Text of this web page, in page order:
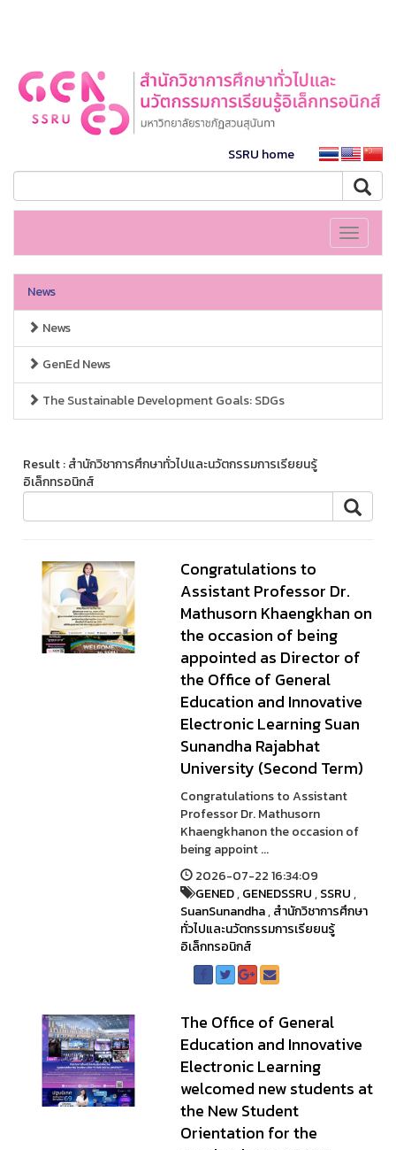
SSRU home
Toggle
News
News
GenEd News
The Sustainable Development Goals: SDGs
Result : สำนักวิชาการศึกษาทั่วไปและนวัตกรรมการเรียยนรู้
อิเล็กทรอนิกส์
Congratulations to
Assistant Professor Dr.
Mathusorn Khaengkhan on
the occasion of being
appointed as Director of
the Office of General
Education and Innovative
Electronic Learning Suan
Sunandha Rajabhat
University (Second Term)
Congratulations to Assistant
Professor Dr. Mathusorn
Khaengkhanon the occasion of
being appoint ...
2026-07-22 16:34:09
GENED,GENEDSSRU,SSRU,
SuanSunandha,สำนักวิชาการศึกษา
ทั่วไปและนวัตกรรมการเรียยนรู้
อิเล็กทรอนิกส์
The Office of General
Education and Innovative
Electronic Learning
welcomed new students at
the New Student
Orientation for the